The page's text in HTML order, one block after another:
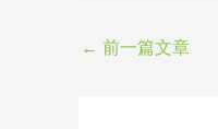
← 前一篇文章